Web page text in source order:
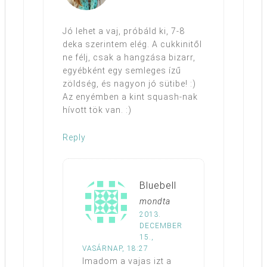
Jó lehet a vaj, próbáld ki, 7-8
deka szerintem elég. A cukkinitől
ne félj, csak a hangzása bizarr,
egyébként egy semleges ízű
zöldség, és nagyon jó sütibe! :)
Az enyémben a kint squash-nak
hívott tök van. :)
Reply
Bluebell
mondta
2013.
DECEMBER
15.,
VASÁRNAP, 18:27
Imadom a vajas izt a